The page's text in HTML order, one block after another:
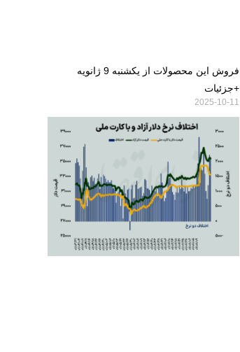
فروش این محصولات از یکشنبه 9 ژانویه
+جزئیات
2025-10-11